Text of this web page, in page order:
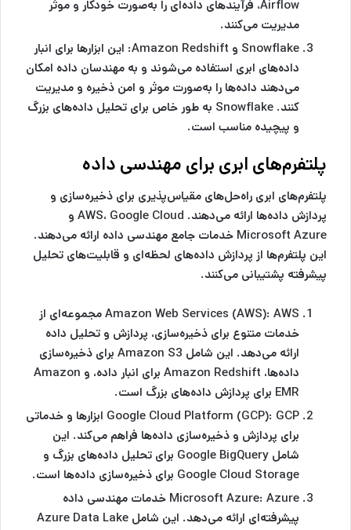
Airflow، فرآیندهای داده‌ای را به‌صورت خودکار و موثر
مدیریت می‌کنند.
Snowflake و Amazon Redshift:
این ابزارها برای انبار
داده‌های ابری استفاده می‌شوند و به مهندسان داده امکان
می‌دهند داده‌ها را به‌صورت موثر و امن ذخیره و مدیریت
کنند. Snowflake به طور خاص برای تحلیل داده‌های بزرگ
و پیچیده مناسب است.
پلتفرم‌های ابری برای مهندسی داده
پلتفرم‌های ابری راه‌حل‌های مقیاس‌پذیری برای ذخیره‌سازی و
پردازش داده‌ها ارائه می‌دهند. AWS، Google Cloud و
Microsoft Azure خدمات جامع مهندسی داده ارائه می‌دهند.
این پلتفرم‌ها از پردازش داده‌های لحظه‌ای و قابلیت‌های تحلیل
پیشرفته پشتیبانی می‌کنند.
Amazon Web Services (AWS):AWS مجموعه‌ای از
خدمات متنوع برای ذخیره‌سازی، پردازش و تحلیل داده
ارائه می‌دهد. این شامل Amazon S3 برای ذخیره‌سازی
داده‌ها، Amazon Redshift برای انبار داده، و Amazon
EMR برای پردازش داده‌های بزرگ است.
Google Cloud Platform (GCP): GCP ابزارها و خدماتی
برای پردازش و ذخیره‌سازی داده‌ها فراهم می‌کند. این
شامل Google BigQuery برای تحلیل داده‌های بزرگ و
Google Cloud Storage برای ذخیره‌سازی داده‌ها است.
Microsoft Azure: Azure خدمات مهندسی داده
پیشرفته‌ای ارائه می‌دهد. این شامل Azure Data Lake